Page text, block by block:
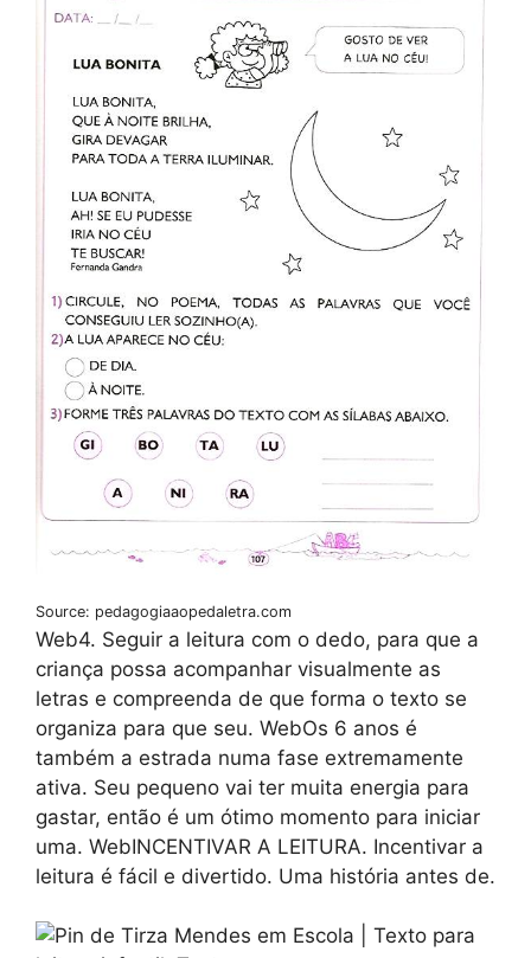
Source: pedagogiaaopedaletra.com
Web4. Seguir a leitura com o dedo, para que a
criança possa acompanhar visualmente as
letras e compreenda de que forma o texto se
organiza para que seu. WebOs 6 anos é
também a estrada numa fase extremamente
ativa. Seu pequeno vai ter muita energia para
gastar, então é um ótimo momento para iniciar
uma. WebINCENTIVAR A LEITURA. Incentivar a
leitura é fácil e divertido. Uma história antes de.